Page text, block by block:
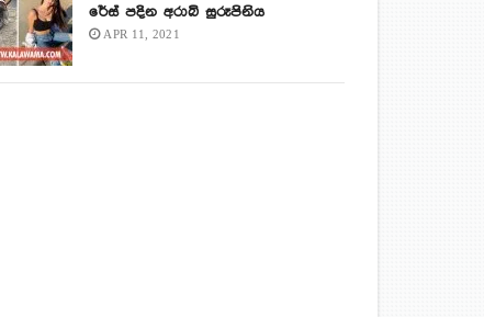
රේස් පදින අරාබි සුරූපිනිය
APR 11, 2021